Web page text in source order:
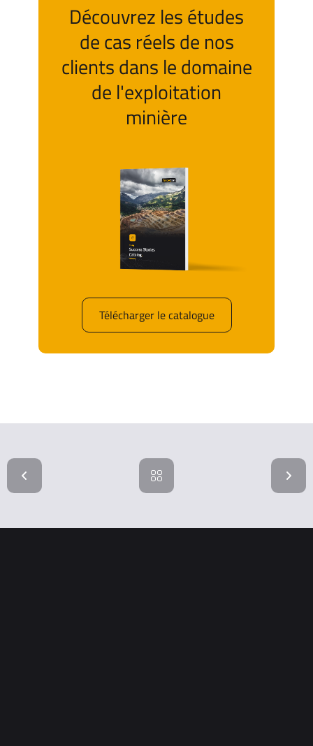
Découvrez les études
de cas réels de nos
clients dans le domaine
de l'exploitation
minière
Télécharger le catalogue